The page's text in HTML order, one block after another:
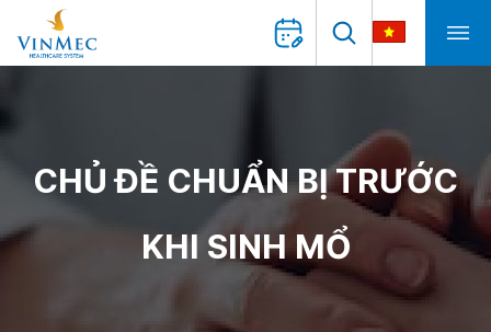
CHỦ ĐỀ CHUẨN BỊ TRƯỚC
KHI SINH MỔ